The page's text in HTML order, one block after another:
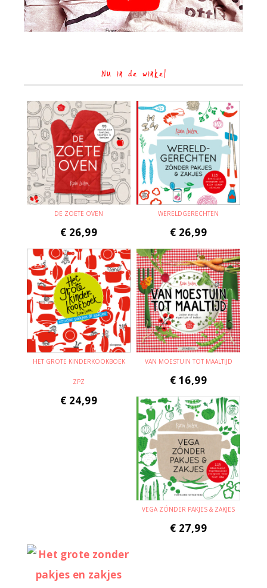
Nu in de winkel
DE ZOETE OVEN
€ 26,99
WERELDGERECHTEN
€ 26,99
HET GROTE KINDERKOOKBOEK
ZPZ
€ 24,99
VAN MOESTUIN TOT MAALTIJD
€ 16,99
VEGA ZÓNDER PAKJES & ZAKJES
€ 27,99